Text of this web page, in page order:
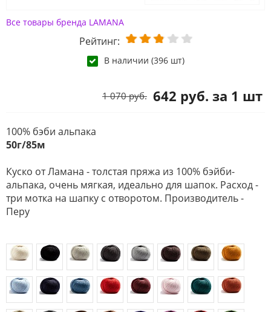
Все товары бренда LAMANA
Рейтинг:
В наличии (396 шт)
642 руб. за 1 шт
1 070 руб.
100% бэби альпака
50г/85м
Куско от Ламана - толстая пряжа из 100% бэйби-
альпака, очень мягкая, идеально для шапок. Расход -
три мотка на шапку с отворотом. Производитель -
Перу